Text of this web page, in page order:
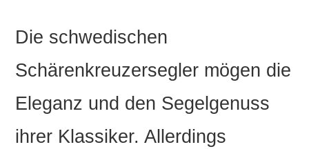
Die schwedischen
Schärenkreuzersegler mögen die
Eleganz und den Segelgenuss
ihrer Klassiker. Allerdings